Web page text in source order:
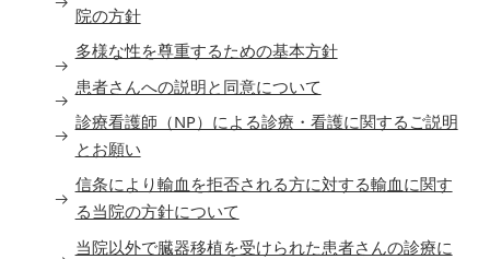
院の方針
多様な性を尊重するための基本方針
患者さんへの説明と同意について
診療看護師（NP）による診療・看護に関するご説明
とお願い
信条により輸血を拒否される方に対する輸血に関す
る当院の方針について
当院以外で臓器移植を受けられた患者さんの診療に